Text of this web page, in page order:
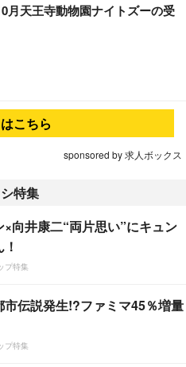
月天王寺動物園ナイトズーの受
こちら
sponsored by 求人ボックス
特集
向井康二“両片思い”にキュン
プ特集
市伝説発生!?ファミマ45％増量
プ特集